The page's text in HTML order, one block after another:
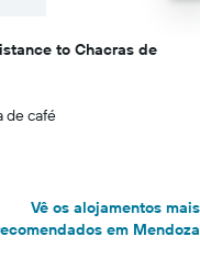
to Chacras de
de café
Vê os alojamentos mais
em Mendoza